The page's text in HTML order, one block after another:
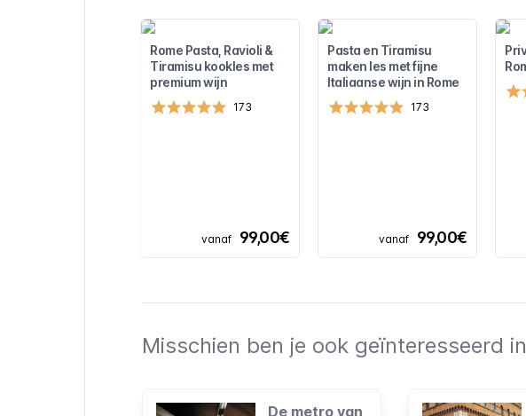
Rome Pasta, Ravioli &
Tiramisu kookles met
premium wijn
173
vanaf 99,00€
Pasta en Tiramisu
maken les met fijne
Italiaanse wijn in Rome
173
vanaf 99,00€
Misschien ben je ook geïnteresseerd
De metro van